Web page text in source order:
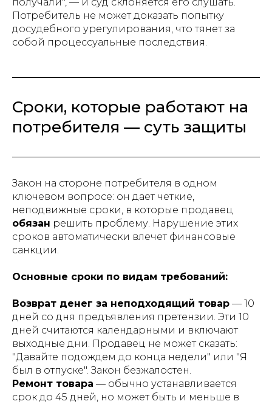
Потребитель не может доказать попытку
досудебного урегулирования, что тянет за
собой процессуальные последствия.
Сроки, которые работают на
потребителя — суть защиты
Закон на стороне потребителя в одном
ключевом вопросе: он дает четкие,
неподвижные сроки, в которые продавец
обязан решить проблему. Нарушение этих
сроков автоматически влечет финансовые
санкции.
Основные сроки по видам требований:
Возврат денег за неподходящий товар — 10
дней со дня предъявления претензии. Эти 10
дней считаются календарными и включают
выходные дни. Продавец не может сказать:
"Давайте подождем до конца недели" или "Я
был в отпуске". Закон безжалостен.
Ремонт товара — обычно устанавливается
срок до 45 дней, но может быть и меньше в